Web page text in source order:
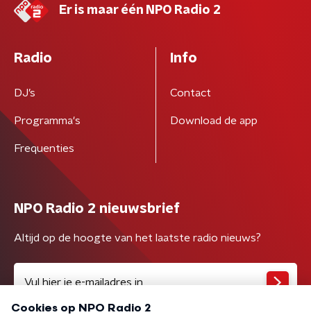
Er is maar één NPO Radio 2
Radio
DJ’s
Programma's
Frequenties
Info
Contact
Download de app
NPO Radio 2 nieuwsbrief
Altijd op de hoogte van het laatste radio nieuws?